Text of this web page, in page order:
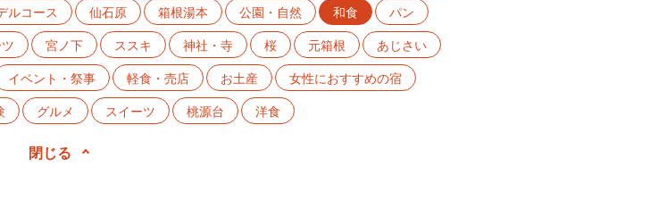
ルコース 仙石原 箱根湯本 公園・自然 和食 パン
宮ノ下 ススキ 神社・寺 桜 元箱根 あじさい
イベント・祭事 軽食・売店 お土産 女性におすすめの宿
グルメ スイーツ 桃源台 洋食